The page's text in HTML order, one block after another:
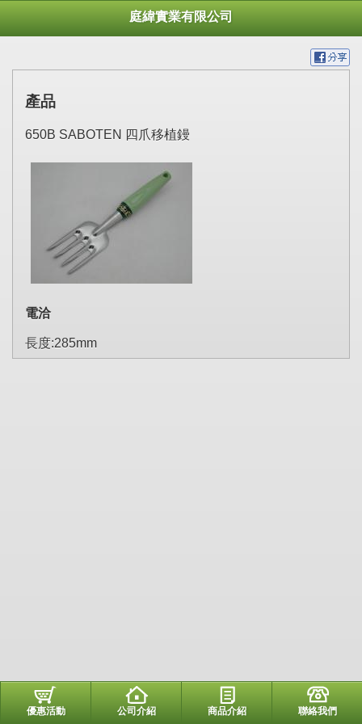
庭緯實業有限公司
產品
650B SABOTEN 四爪移植鏝
電洽
長度:285mm
優惠活動 公司介紹 商品介紹 聯絡我們